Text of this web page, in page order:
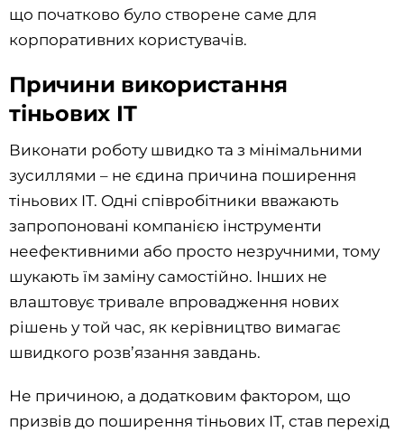
що початково було створене саме для
корпоративних користувачів.
Причини використання
тіньових IT
Виконати роботу швидко та з мінімальними
зусиллями – не єдина причина поширення
тіньових IT. Одні співробітники вважають
запропоновані компанією інструменти
неефективними або просто незручними, тому
шукають їм заміну самостійно. Інших не
влаштовує тривале впровадження нових
рішень у той час, як керівництво вимагає
швидкого розв’язання завдань.
Не причиною, а додатковим фактором, що
призвів до поширення тіньових ІТ, став перехід